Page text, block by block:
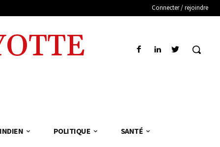
Connecter / rejoindre
POLITIQUE SANTÉ